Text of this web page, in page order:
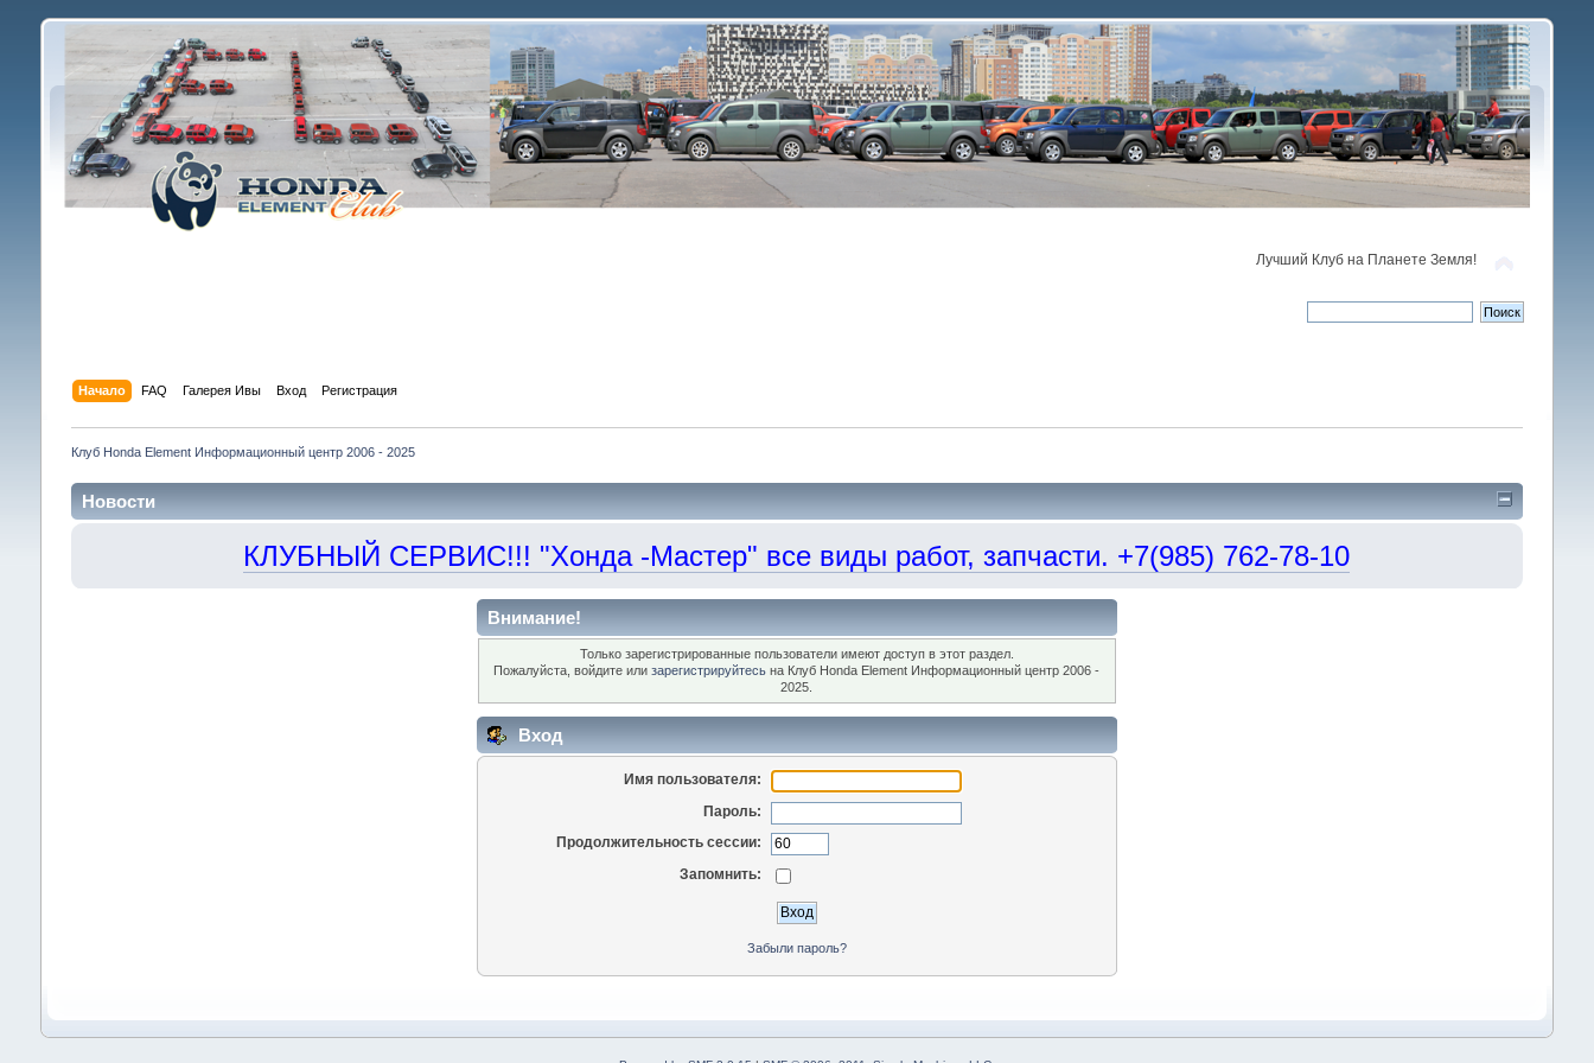
Лучший Клуб на Планете Земля!
Начало FAQ Галерея Ивы Вход Регистрация
Клуб Honda Element Информационный центр 2006 - 2025
Новости
КЛУБНЫЙ СЕРВИС!!! "Хонда -Мастер" все виды работ, запчасти. +7(985) 762-78-10
Внимание!
Только зарегистрированные пользователи имеют доступ в этот раздел.
Пожалуйста, войдите илизарегистрируйтесь на Клуб Honda Element Информационный центр 2006 -
2025.
Вход
Имя пользователя:
Пароль:
Продолжительность сессии:
Запомнить:
Забыли пароль?